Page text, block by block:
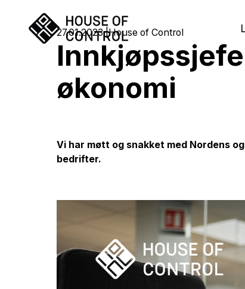
27.01.2023 House of Control
økonomi
Vi har møtt og snakket med Nordens
bedrifter.